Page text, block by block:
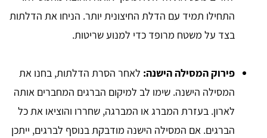
התחילו תמיד עם הדלת החיצונית יותר. הניחו את הדלתות
בצד על משטח מרופד כדי למנוע שריטות.
פירוק המסילה הישנה: לאחר הסרת הדלתות, בחנו את
המסילה הישנה. שימו לב למיקום הברגים המחברים אותה
לארון. בעזרת המברג או המברגה, שחררו והוציאו את כל
הברגים. אם המסילה הישנה מודבקת בנוסף לברגים, ייתכן